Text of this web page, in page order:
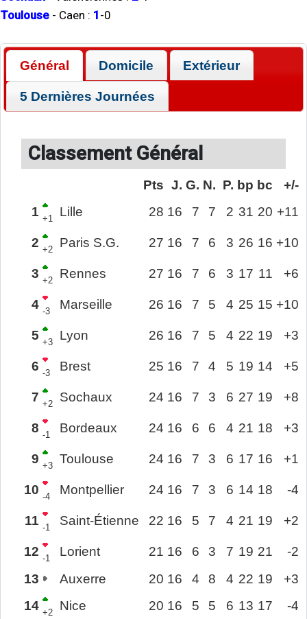
Toulouse - Caen : 1 -0
Général Domicile Extérieur
5 Dernières Journées
Classement Général
Pts J. G. N. P. bp bc
+/-
1 +1 Lille 28 16 7 7 2 31 20 +11
2 +2 Paris S.G. 27 16 7 6 3 26 16 +10
3 +2 Rennes 27 16 7 6 3 17 11 +6
4 -3 Marseille 26 16 7 5 4 25 15 +10
5 +3 Lyon 26 16 7 5 4 22 19 +3
6 -3 Brest 25 16 7 4 5 19 14 +5
7 +2 Sochaux 24 16 7 3 6 27 19 +8
8 -1 Bordeaux 24 16 6 6 4 21 18 +3
9 +3 Toulouse 24 16 7 3 6 17 16 +1
10 -4 Montpellier 24 16 7 3 6 14 18 -4
11 -1 Saint-Étienne 22 16 5 7 4 21 19 +2
12 -1 Lorient 21 16 6 3 7 19 21
-2
13
Auxerre 20 16 4 8 4 22 19
+3
14 +2 Nice 20 16 5 5 6 13 17 -4